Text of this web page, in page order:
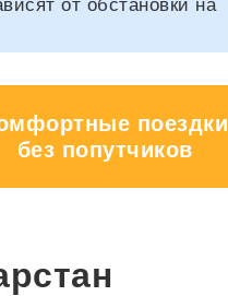
от обстановки на
поездки
без попутчиков